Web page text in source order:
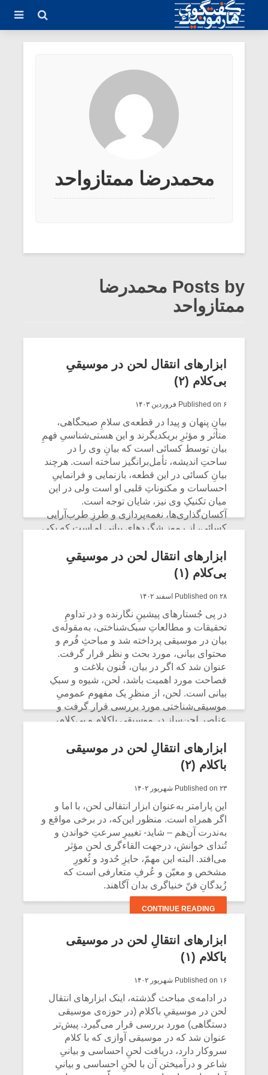
محمدرضا ممتازواحد
Posts by محمدرضا
ممتازواحد
ابزارهای انتقال لحن در موسیقیِ
بی‌کلام (۲)
Published on ۶ فروردین ۱۴۰۳
بیانِ پنهان و پیدا در قطعه‌ی سلامِ صبحگاهی،
متأثر و مؤثرِ بریکدیگرند و این هستی‌شناسیِ فهمِ
بیان توسط کسائی است که بیانِ وی را در
ساحتِ اندیشه، تأمل‌برانگیز ساخته است. هرچند
بیانِ کسائی در این قطعه، بازنمایی و فرانماییِ
احساسات و مکنوناتِ قلبی او است ولی در این
میان تکنیکِ وی نیز، شایان توجه است.
آکسان‌گذاری‌‌ها، نغمه‌پردازی و طرزِ طرب‌آرایی
کسائی، از رموزِ شگردهای بیانی او است که یکی
دستگاهی، همین میراث به‌جای مانده از ایشان
است.
ابزارهای انتقال لحن در موسیقیِ
بی‌کلام (۱)
Published on ۲۸ اسفند ۱۴۰۲
در پی جُستارهای پیشینِ نگارنده و در تداومِ
تحقیقات و مطالعاتِ سبک‌شناختی، به‌مقوله‌ی
بیان در موسیقی پرداخته شد و مباحثِ فُرم و
محتوای بیانی، مورد بحث و نظر قرار گرفت.
عنوان شد که اگر در بیان، فُنون بلاغت و
فصاحت مورد اهمیت باشد، لحن، شیوه و سبکِ
بیانی است. لحن، از منظرِ یک مفهوم عمومیِ
موسیقی‌شناختی مورد بررسی قرار گرفت و
عناصرِ لحن‌ساز در موسیقیِ باکلام و بی‌کلام،
موسیقی باکلام نیز مورد شرح و بسط قرار
گرفت.
ابزارهای انتقالِ لحن در موسیقی
باکلام (۲)
Published on ۲۳ شهریور ۱۴۰۲
این پارامتر به‌عنوان ابزار انتقالی لحن، با اما و
اگر همراه است. منظور این‌که، در برخی مواقع و
به‌ندرت آن‌هم – شاید- تغییرِ سرعتِ خواندن و
تُندای خوانش، درجهت القاءگری لحن مؤثر
می‌افتد. البته این مهمّ، حایزِ حُدود و ثُغورِ
مشخص و معیّن و عُرفِ متعارفی است که
زُبدگانِ فنّ خنیاگری بدان آگاهند.
CONTINUE READING
ابزارهای انتقالِ لحن در موسیقی
باکلام (۱)
Published on ۱۶ شهریور ۱۴۰۲
در ادامه‌ی مباحث گذشته، اینک ابزارهای انتقال
لحن در موسیقیِ باکلام (در حوزه‌ی موسیقی
دستگاهی) مورد بررسی قرار می‌گیرد. پیش‌تر
عنوان شد که در موسیقی آوازی که با کلام
سروکار دارد، دریافت لحنِ احساسی و بیانیِ
شاعر و درآمیختن آن با لحنِ احساسی و بیانیِ
میکلوش روژا
یادداشتی بر موسیقی
متن فیلم «متری
شیش و نیم»
اگر نمی توانی
مشهورترین باشی،
بدنام ترین باش